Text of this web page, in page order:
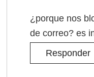
¿porque nos
de correo? es
Responder